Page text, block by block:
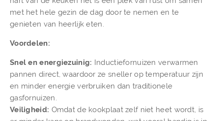
met het hele gezin de dag door te nemen en te
genieten van heerlijk eten.
Voordelen:
Snel en energiezuinig: Inductiefornuizen verwarmen
pannen direct, waardoor ze sneller op temperatuur zijn
en minder energie verbruiken dan traditionele
gasfornuizen.
Veiligheid: Omdat de kookplaat zelf niet heet wordt, is